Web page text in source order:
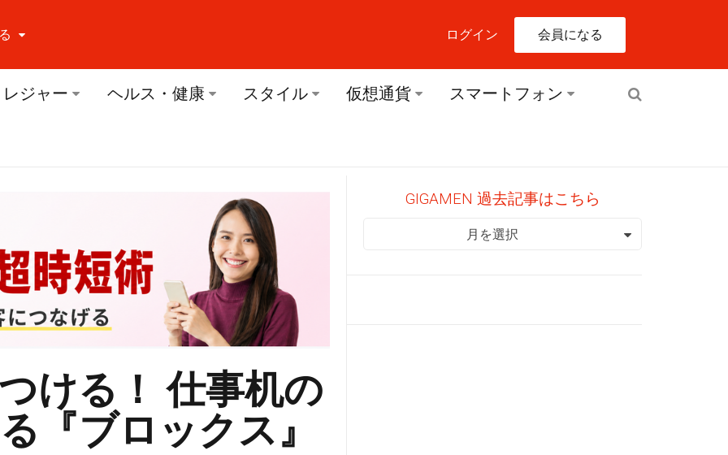
ーする Facebook
ログイン 会員になる
レジャー ヘルス・健康 スタイル 仮想通貨 スマートフォン
ける！ 仕事机の
『ブロックス』
GIGAMEN 過去記事はこちら
GIGAMEN 過去記事はこちら
月を選択